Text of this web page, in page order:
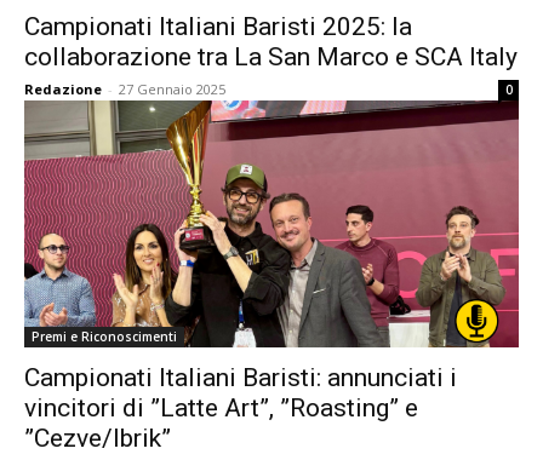
Campionati Italiani Baristi 2025: la
collaborazione tra La San Marco e SCA Italy
Redazione - 27 Gennaio 2025 0
Premi e Riconoscimenti
Campionati Italiani Baristi: annunciati i
vincitori di ”Latte Art”, ”Roasting” e
”Cezve/Ibrik”